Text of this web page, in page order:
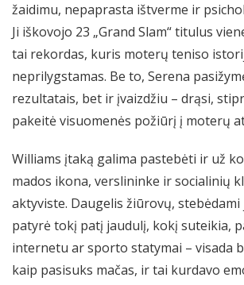
žaidimu, nepaprasta ištverme ir
Ji iškovojo 23 „Grand Slam“ titulus
tai rekordas, kuris moterų teniso
neprilygstamas. Be to, Serena
rezultatais, bet ir įvaizdžiu – drąsi,
pakeitė visuomenės požiūrį į moterų
Williams įtaką galima pastebėti ir už
mados ikona, verslininke ir socialinių
aktyviste. Daugelis žiūrovų, stebėdami
patyrė tokį patį jaudulį, kokį suteikia,
internetu ar sporto statymai – visada
kaip pasisuks mačas, ir tai kurdavo